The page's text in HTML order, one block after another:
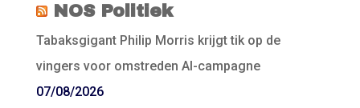
NOS Politiek
Tabaksgigant Philip Morris krijgt tik op de
vingers voor omstreden AI-campagne
07/08/2026